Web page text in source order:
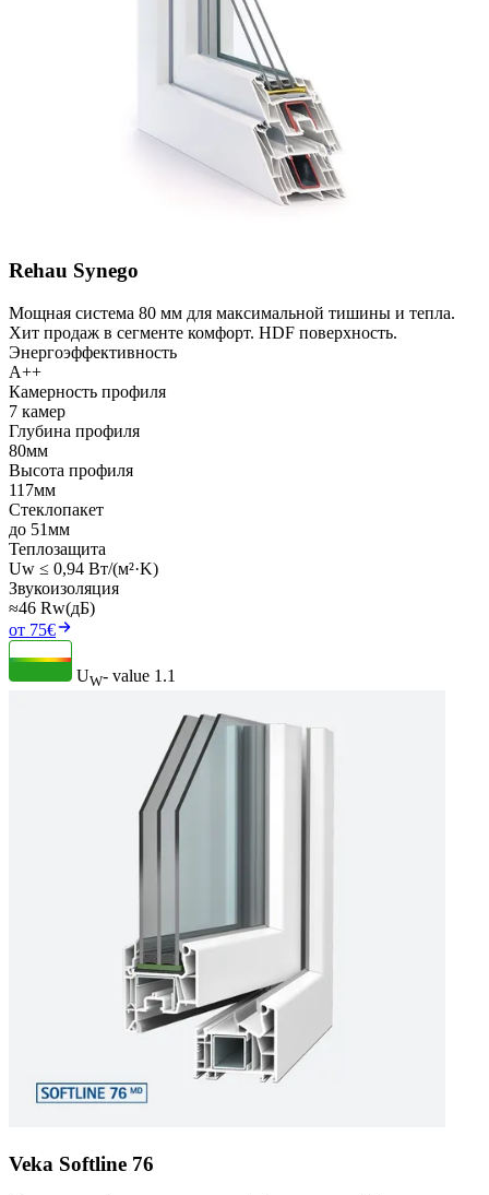
Rehau Synego
Мощная система 80 мм для максимальной тишины и тепла.
Хит продаж в сегменте комфорт. HDF поверхность.
Энергоэффективность
A++
Камерность профиля
7 камер
Глубина профиля
80мм
Высота профиля
117мм
Стеклопакет
до 51мм
Теплозащита
Uw ≤ 0,94 Вт/(м²·K)
Звукоизоляция
≈46 Rw(дБ)
от 75€
UW- value 1.1
Veka Softline 76